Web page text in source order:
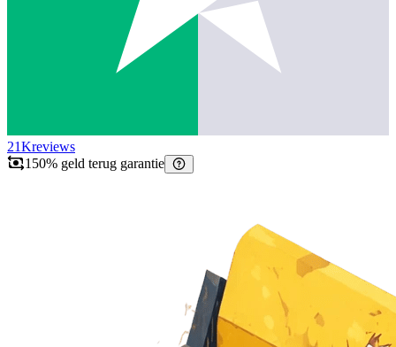
21Kreviews
150% geld terug garantie